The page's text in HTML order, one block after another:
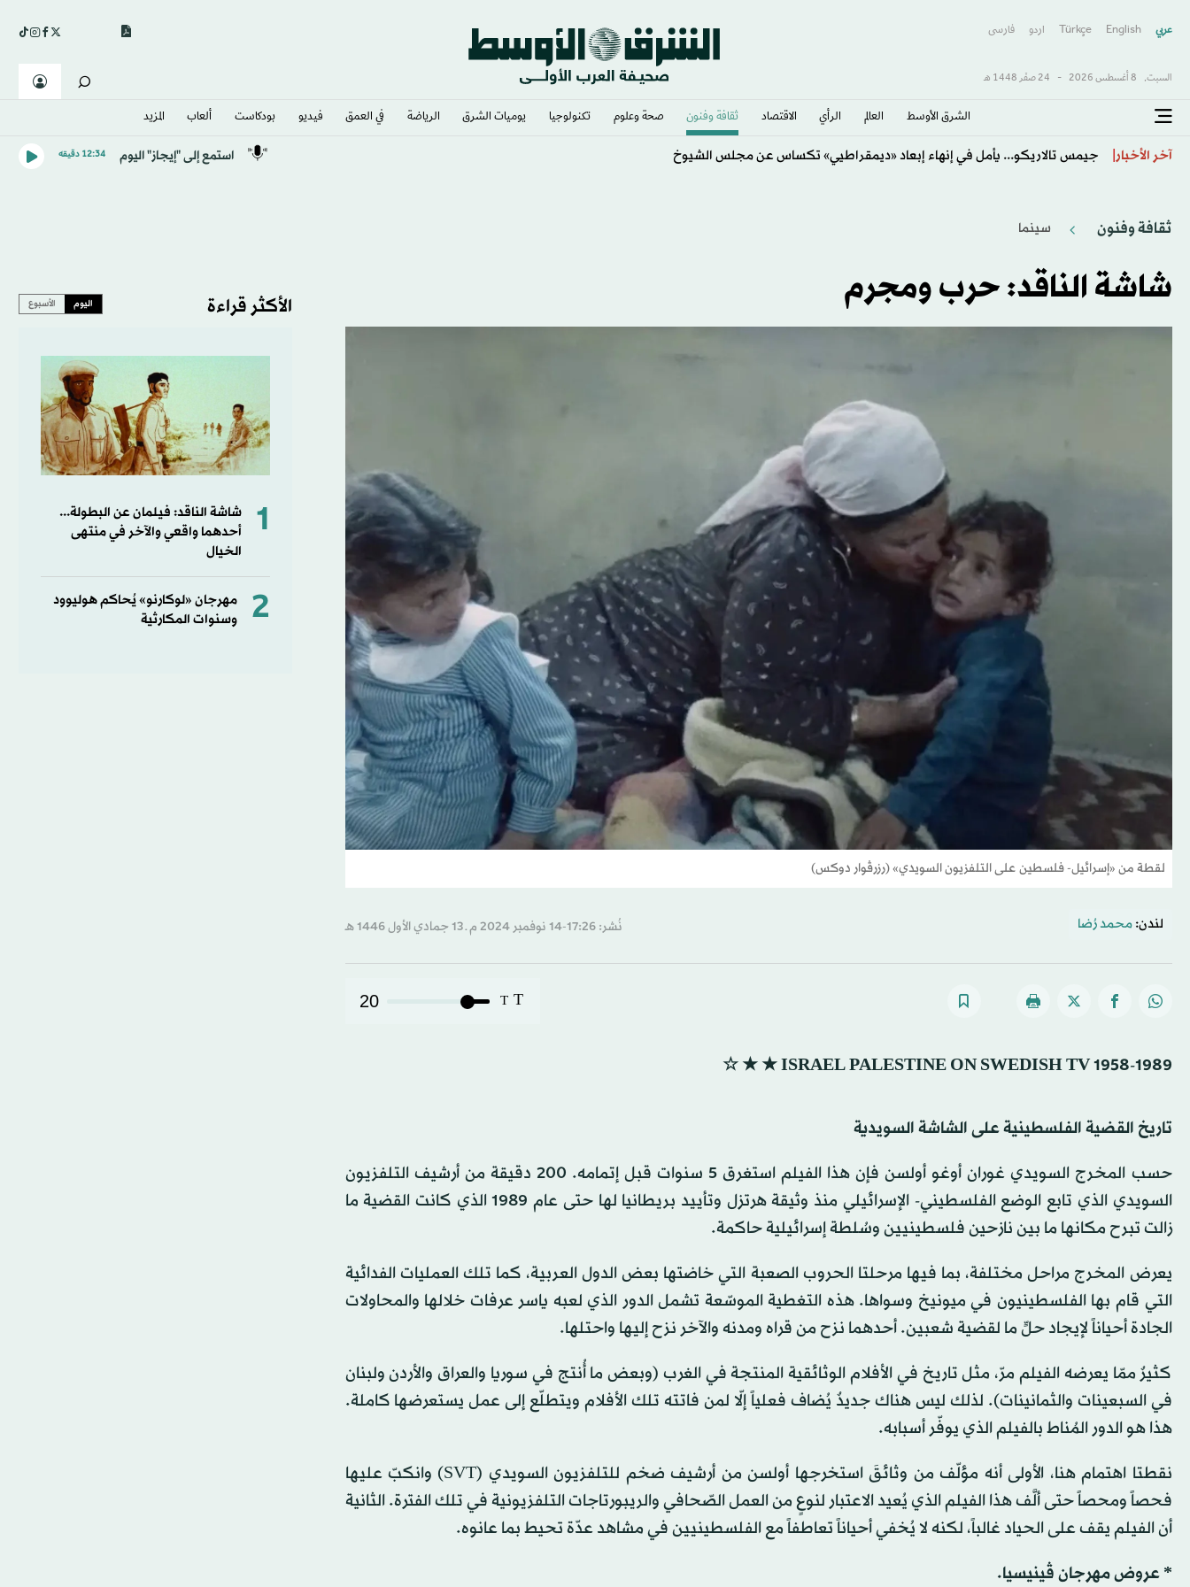
عربي English
Türkçe اردو فارسى
السبت, 8 أغسطس 2026 - 24 صفَر 1448 هـ
الشرق الأوسط​ العالم الرأي الاقتصاد ثقافة وفنون صحة وعلوم تكنولوجيا يوميات الشرق​ الرياضة في العمق فيديو بودكاست ألعاب المزيد
آخر الأخبار كيف تبدّلت قواعد الاشتباك بين إسرائيل و«حزب الله»؟ استمع إلى "إيجاز" اليوم 12:34 دقيقه
ثقافة وفنون سينما
شاشة الناقد: حرب ومجرم
لقطة من «إسرائيل- فلسطين على التلفزيون السويدي» (رزرڤوار دوكس)
لندن: محمد رُضا‬ نُشر: 17:26-14 نوفمبر 2024 م ـ 13 جمادي الأول 1446 هـ
T
T
20
‫ISRAEL PALESTINE ON SWEDISH TV 1958-1989 ★ ★ ☆‬
تاريخ القضية الفلسطينية على الشاشة السويدية
حسب المخرج السويدي غوران أوغو أولسن فإن هذا الفيلم استغرق 5 سنوات قبل إتمامه. 200 دقيقة من أرشيف التلفزيون
السويدي الذي تابع الوضع الفلسطيني- الإسرائيلي منذ وثيقة هرتزل وتأييد بريطانيا لها حتى عام 1989 الذي كانت القضية ما
زالت تبرح مكانها ما بين نازحين فلسطينيين وسُلطة إسرائيلية حاكمة.
يعرض المخرج مراحل مختلفة، بما فيها مرحلتا الحروب الصعبة التي خاضتها بعض الدول العربية، كما تلك العمليات الفدائية
التي قام بها الفلسطينيون في ميونيخ وسواها. هذه التغطية الموسّعة تشمل الدور الذي لعبه ياسر عرفات خلالها والمحاولات
الجادة أحياناً لإيجاد حلٍّ ما لقضية شعبين. أحدهما نزح من قراه ومدنه والآخر نزح إليها واحتلها.
كثيرٌ ممّا يعرضه الفيلم مرّ، مثل تاريخ في الأفلام الوثائقية المنتجة في الغرب (وبعض ما أُنتج في سوريا والعراق والأردن ولبنان
في السبعينات والثمانينات). لذلك ليس هناك جديدٌ يُضاف فعلياً إلّا لمن فاتته تلك الأفلام ويتطلّع إلى عمل يستعرضها كاملة.
هذا هو الدور المُناط بالفيلم الذي يوفّر أسبابه.
نقطتا اهتمام هنا، الأولى أنه مؤلّف من وثائقَ استخرجها أولسن من أرشيف ضخم للتلفزيون السويدي (SVT) وانكبّ عليها
فحصاً ومحصاً حتى ألَّف هذا الفيلم الذي يُعيد الاعتبار لنوعٍ من العمل الصّحافي والريبورتاجات التلفزيونية في تلك الفترة. الثانية
أن الفيلم يقف على الحياد غالباً، لكنه لا يُخفي أحياناً تعاطفاً مع الفلسطينيين في مشاهد عدّة تحيط بما عانوه.
* عروض مهرجان ڤينيسيا.
الأكثر قراءة اليوم الأسبوع
1
شاشة الناقد: فيلمان عن البطولة...
أحدهما واقعي والآخر في منتهى
الخيال
2
مهرجان «لوكارنو» يُحاكم هوليوود
وسنوات المكارثية